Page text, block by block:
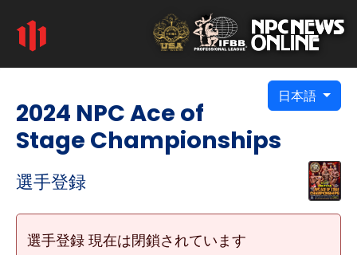
日本語
2024 NPC Ace of
Stage Championships
選手登録
選手登録 現在は閉鎖されています